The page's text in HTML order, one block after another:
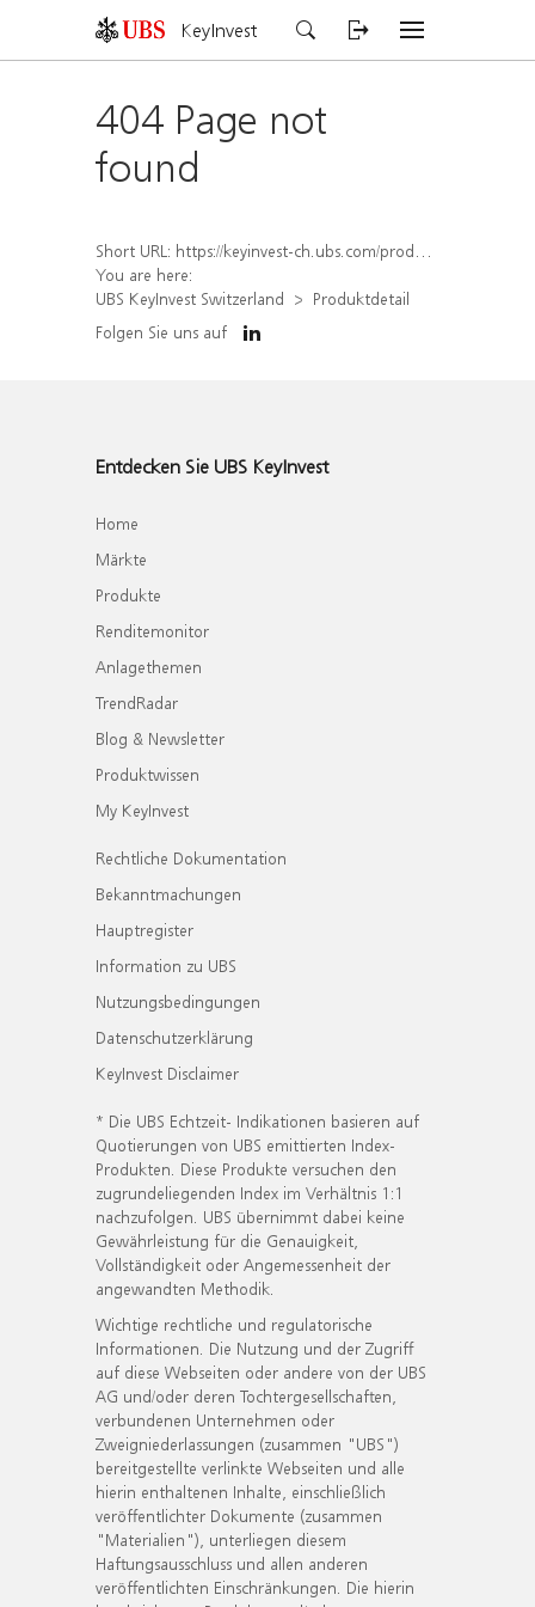
KeyInvest
404 Page not
found
Short URL: https://keyinvest-ch.ubs.com/produkt/detail/index/isin/CH1562156955
You are here:
UBS KeyInvest Switzerland
Produktdetail
Folgen Sie uns auf
Entdecken Sie UBS KeyInvest
Home
Märkte
Produkte
Renditemonitor
Anlagethemen
TrendRadar
Blog & Newsletter
Produktwissen
My KeyInvest
Rechtliche Dokumentation
Bekanntmachungen
Hauptregister
Information zu UBS
Nutzungsbedingungen
Datenschutzerklärung
KeyInvest Disclaimer
* Die UBS Echtzeit- Indikationen basieren auf
Quotierungen von UBS emittierten Index-
Produkten. Diese Produkte versuchen den
zugrundeliegenden Index im Verhältnis 1:1
nachzufolgen. UBS übernimmt dabei keine
Gewährleistung für die Genauigkeit,
Vollständigkeit oder Angemessenheit der
angewandten Methodik.
Wichtige rechtliche und regulatorische
Informationen. Die Nutzung und der Zugriff
auf diese Webseiten oder andere von der UBS
AG und/oder deren Tochtergesellschaften,
verbundenen Unternehmen oder
Zweigniederlassungen (zusammen "UBS")
bereitgestellte verlinkte Webseiten und alle
hierin enthaltenen Inhalte, einschließlich
veröffentlichter Dokumente (zusammen
"Materialien"), unterliegen diesem
Haftungsausschluss und allen anderen
veröffentlichten Einschränkungen. Die hierin